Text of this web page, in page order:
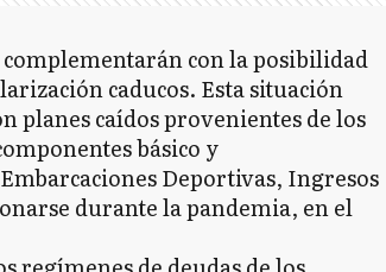
con la posibilidad
caducos. Esta situación
planes caídos provenientes de los
básico y
Deportivas, Ingresos
durante la pandemia, en el